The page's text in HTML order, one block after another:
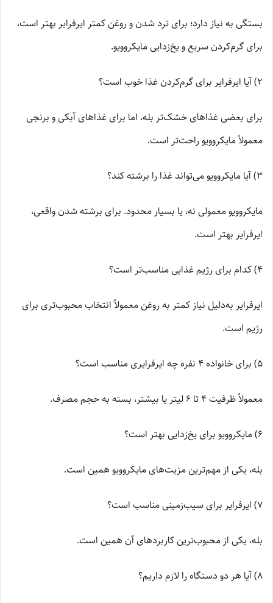
بستگی به نیاز دارد؛ برای ترد شدن و روغن کمتر ایرفرایر بهتر است،
برای گرم‌کردن سریع و یخ‌زدایی مایکروویو.
2) آیا ایرفرایر برای گرم‌کردن غذا خوب است؟
برای بعضی غذاهای خشک‌تر بله، اما برای غذاهای آبکی و برنجی
معمولاً مایکروویو راحت‌تر است.
3) آیا مایکروویو می‌تواند غذا را برشته کند؟
مایکروویو معمولی نه، یا بسیار محدود. برای برشته شدن واقعی،
ایرفرایر بهتر است.
4) کدام برای رژیم غذایی مناسب‌تر است؟
ایرفرایر به‌دلیل نیاز کمتر به روغن معمولاً انتخاب محبوب‌تری برای
رژیم است.
5) برای خانواده 4 نفره چه ایرفرایری مناسب است؟
معمولاً ظرفیت 4 تا 6 لیتر یا بیشتر، بسته به حجم مصرف.
6) مایکروویو برای یخ‌زدایی بهتر است؟
بله، یکی از مهم‌ترین مزیت‌های مایکروویو همین است.
7) ایرفرایر برای سیب‌زمینی مناسب است؟
بله، یکی از محبوب‌ترین کاربردهای آن همین است.
8) آیا هر دو دستگاه را لازم داریم؟